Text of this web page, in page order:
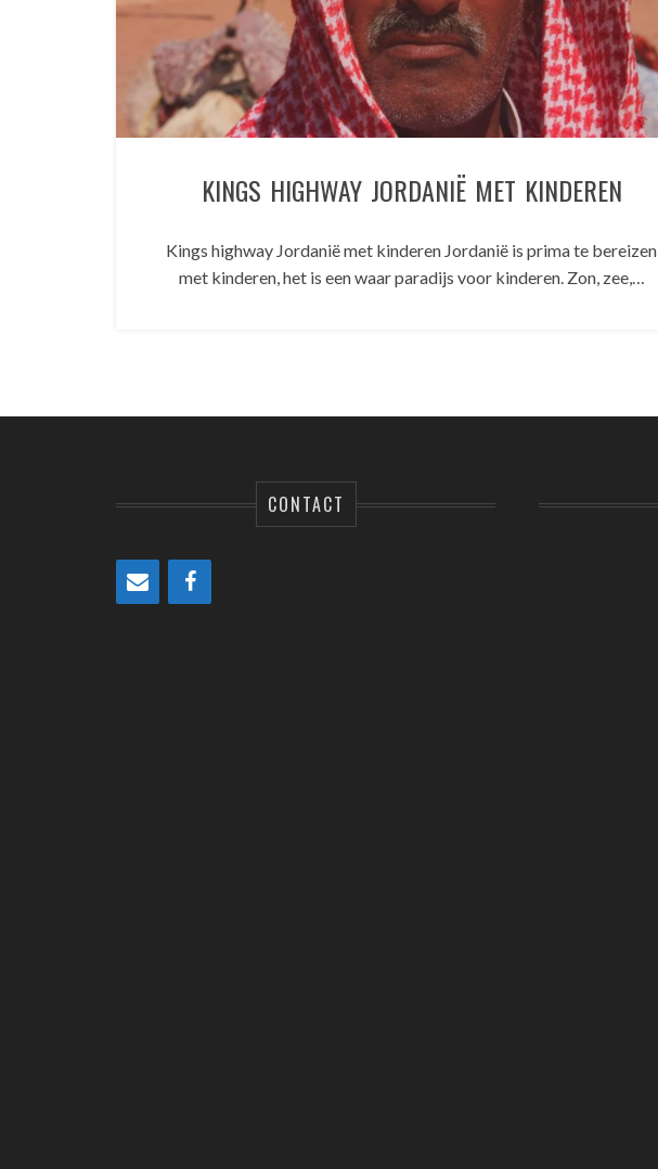
KINGS HIGHWAY JORDANIË MET KINDEREN
Kings highway Jordanië met kinderen Jordanië is prima te bereizen
met kinderen, het is een waar paradijs voor kinderen. Zon, zee,…
CONTACT